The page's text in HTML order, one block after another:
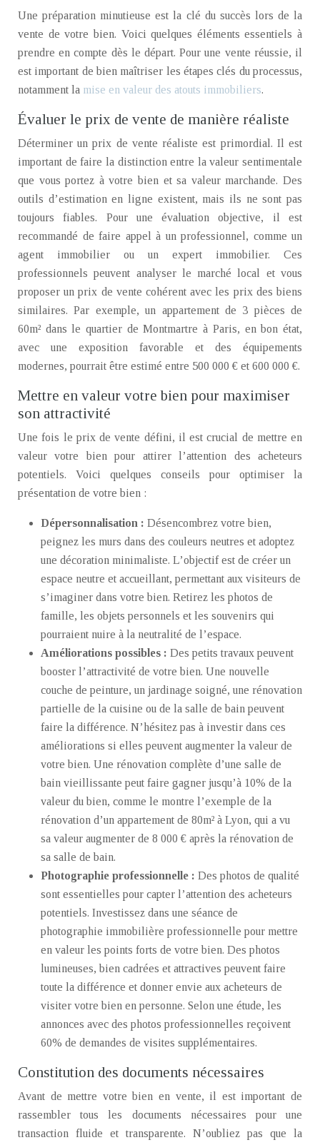
Une préparation minutieuse est la clé du succès lors de la
vente de votre bien. Voici quelques éléments essentiels à
prendre en compte dès le départ. Pour une vente réussie, il
est important de bien maîtriser les étapes clés du processus,
notamment la mise en valeur des atouts immobiliers.
Évaluer le prix de vente de manière réaliste
Déterminer un prix de vente réaliste est primordial. Il est
important de faire la distinction entre la valeur sentimentale
que vous portez à votre bien et sa valeur marchande. Des
outils d’estimation en ligne existent, mais ils ne sont pas
toujours fiables. Pour une évaluation objective, il est
recommandé de faire appel à un professionnel, comme un
agent immobilier ou un expert immobilier. Ces
professionnels peuvent analyser le marché local et vous
proposer un prix de vente cohérent avec les prix des biens
similaires. Par exemple, un appartement de 3 pièces de
60m² dans le quartier de Montmartre à Paris, en bon état,
avec une exposition favorable et des équipements
modernes, pourrait être estimé entre 500 000 € et 600 000 €.
Mettre en valeur votre bien pour maximiser
son attractivité
Une fois le prix de vente défini, il est crucial de mettre en
valeur votre bien pour attirer l’attention des acheteurs
potentiels. Voici quelques conseils pour optimiser la
présentation de votre bien :
Dépersonnalisation : Désencombrez votre bien,
peignez les murs dans des couleurs neutres et adoptez
une décoration minimaliste. L’objectif est de créer un
espace neutre et accueillant, permettant aux visiteurs de
s’imaginer dans votre bien. Retirez les photos de
famille, les objets personnels et les souvenirs qui
pourraient nuire à la neutralité de l’espace.
Améliorations possibles : Des petits travaux peuvent
booster l’attractivité de votre bien. Une nouvelle
couche de peinture, un jardinage soigné, une rénovation
partielle de la cuisine ou de la salle de bain peuvent
faire la différence. N’hésitez pas à investir dans ces
améliorations si elles peuvent augmenter la valeur de
votre bien. Une rénovation complète d’une salle de
bain vieillissante peut faire gagner jusqu’à 10% de la
valeur du bien, comme le montre l’exemple de la
rénovation d’un appartement de 80m² à Lyon, qui a vu
sa valeur augmenter de 8 000 € après la rénovation de
sa salle de bain.
Photographie professionnelle : Des photos de qualité
sont essentielles pour capter l’attention des acheteurs
potentiels. Investissez dans une séance de
photographie immobilière professionnelle pour mettre
en valeur les points forts de votre bien. Des photos
lumineuses, bien cadrées et attractives peuvent faire
toute la différence et donner envie aux acheteurs de
visiter votre bien en personne. Selon une étude, les
annonces avec des photos professionnelles reçoivent
60% de demandes de visites supplémentaires.
Constitution des documents nécessaires
Avant de mettre votre bien en vente, il est important de
rassembler tous les documents nécessaires pour une
transaction fluide et transparente. N’oubliez pas que la